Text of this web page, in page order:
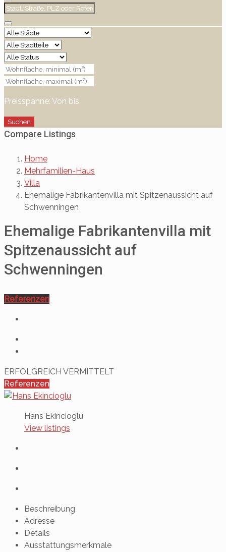
Preisspanne: Von bis
Suchen
Compare Listings
Home
Mehrfamilien-Haus
Villa
Ehemalige Fabrikantenvilla mit Spitzenaussicht auf
Schwenningen
Ehemalige Fabrikantenvilla mit
Spitzenaussicht auf
Schwenningen
Referenzen
ERFOLGREICH VERMITTELT
Referenzen
Hans Ekincioglu
View listings
Beschreibung
Adresse
Details
Ausstattungsmerkmale